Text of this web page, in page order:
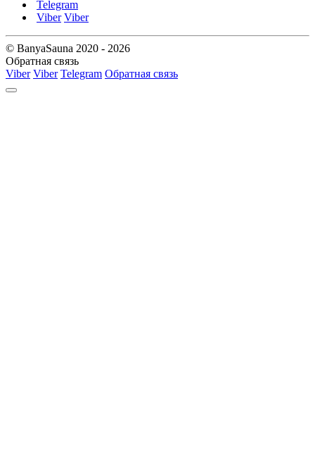
Telegram
Viber Viber
© BanyaSauna 2020 - 2026
Обратная связь
Viber Viber Telegram Обратная связь